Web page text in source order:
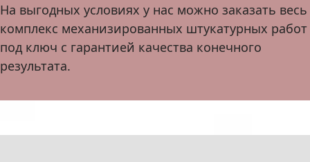
На выгодных условиях у нас можно заказать весь
комплекс механизированных штукатурных работ
под ключ с гарантией качества конечного
результата.